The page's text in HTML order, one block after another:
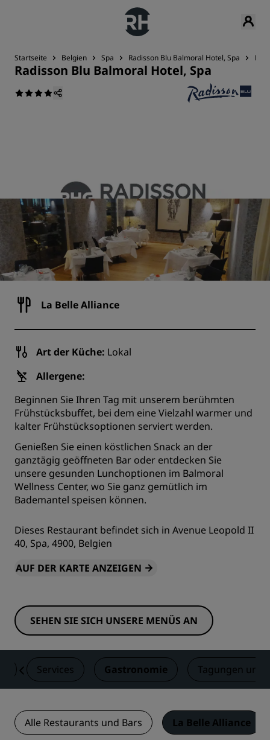
Startseite Belgien Spa Radisson Blu Balmoral Hotel, Spa
Radisson Blu Balmoral Hotel, Spa
La Belle Alliance
Art der Küche: Lokal
Allergene:
Beginnen Sie Ihren Tag mit unserem berühmten
Frühstücksbuffet, bei dem eine Vielzahl warmer und
kalter Frühstücksoptionen serviert werden.
Genießen Sie einen köstlichen Snack an der
ganztägig geöffneten Bar oder entdecken Sie
unsere gesunden Lunchoptionen im Balmoral
Wellness Center, wo Sie ganz gemütlich im
Bademantel speisen können.
Dieses Restaurant befindet sich in Avenue Leopold II
40, Spa, 4900, Belgien
AUF DER KARTE ANZEIGEN
SEHEN SIE SICH UNSERE MENÜS AN
Services Gastronomie Tagungen und
Alle Restaurants und Bars La Belle Alliance